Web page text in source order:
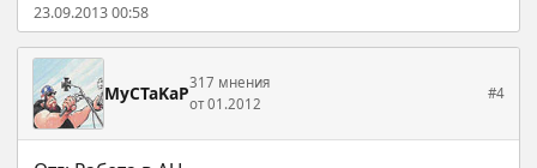
23.09.2013 00:58
MyCTaKaP317 мнения
от 01.2012
#4